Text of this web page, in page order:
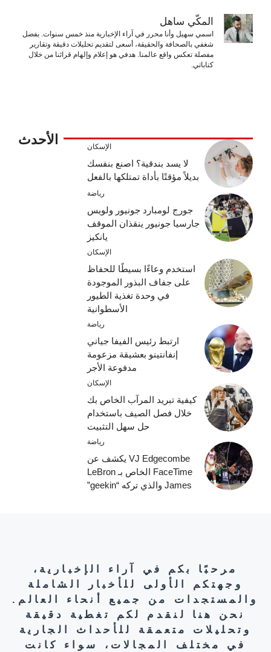
المكّي ساهل
اسمي سهيل وأنا محرر في آراء الإخبارية منذ خمس سنوات. بفضل
شغفي بالصحافة والحقيقة، أسعى لتقديم تحليلات دقيقة وتقارير
مفصلة تعكس واقع عالمنا. هدفي هو إعلام وإلهام قرائنا من خلال
كتاباتي.
الأحدث الإسكان
لا يسد بندقية؟ اصنع بنفسك
بديلاً مؤقتًا بأداة تمتلكها بالفعل
رياضة
جورج لومبارد جونيور ولويس
جارسيا جونيور ينقذان الموقف
يانكيز
الإسكان
استخدم وعاءًا بسيطًا للحفاظ
على جفاف البذور الموجودة
في وحدة تغذية الطيور
الأسطوانية
رياضة
ارتبط رئيس الفيفا جياني
إنفانتينو بعشيقة مزعومة
مدفوعة الأجر
الإسكان
كيفية تبريد المرآب الخاص بك
خلال فصل الصيف باستخدام
حل سهل التثبيت
رياضة
VJ Edgecombe يكشف عن
FaceTime الخاص بـ LeBron
James والذي تركه “geekin”
مرحبًا بكم في آراء الإخبارية،
وجهتكم الأولى للأخبار الشاملة
والمستجدات من جميع أنحاء العالم.
نحن هنا لنقدم لكم تغطية دقيقة
وتحليلات متعمقة للأحداث الجارية
في مختلف المجالات، سواء كانت